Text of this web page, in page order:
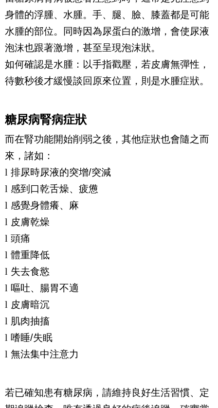
身體的浮腫、水腫。手、腿、臉、膝蓋都是可能
水腫的部位。同時因為尿蛋白的激增，會使尿液
泡沫也跟著激增，甚至呈現泡沫狀。
如何確認是水腫：以手指戳壓，若皮膚無彈性，
待數秒後才緩慢談回原來位置，則是水腫症狀。
糖尿病腎病症狀
而在腎功能開始削弱之後，其他症狀也會隨之而
來，諸如：
l 排尿時尿液的突增/突減
l 感到口乾舌燥、疲憊
l 感覺身體癢、麻
l 皮膚乾燥
l 頭痛
l 體重降低
l 失去食慾
l 嘔吐、腸胃不適
l 皮膚暗沉
l 肌肉抽搐
l 嗜睡/失眠
l 無法集中注意力
若已確知患有糖尿病，請維持良好生活習慣、定